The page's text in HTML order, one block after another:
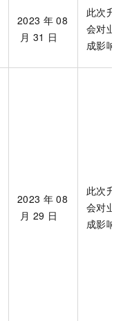
2023 年 08
月 31 日
此次升
会对业
成影响
2023 年 08
月 29 日
此次升
会对业
成影响